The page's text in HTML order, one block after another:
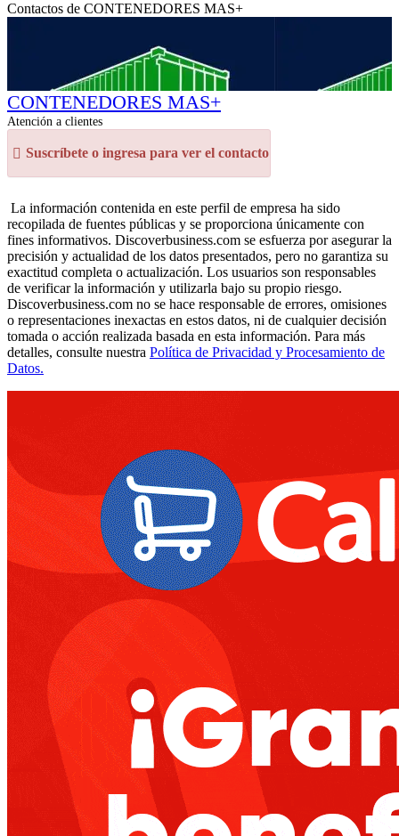
Contactos de CONTENEDORES MAS+
CONTENEDORES MAS+
Atención a clientes
Suscríbete o ingresa para ver el contacto
La información contenida en este perfil de empresa ha sido
recopilada de fuentes públicas y se proporciona únicamente con
fines informativos. Discoverbusiness.com se esfuerza por asegurar la
precisión y actualidad de los datos presentados, pero no garantiza su
exactitud completa o actualización. Los usuarios son responsables
de verificar la información y utilizarla bajo su propio riesgo.
Discoverbusiness.com no se hace responsable de errores, omisiones
o representaciones inexactas en estos datos, ni de cualquier decisión
tomada o acción realizada basada en esta información. Para más
detalles, consulte nuestra Política de Privacidad y Procesamiento de
Datos.